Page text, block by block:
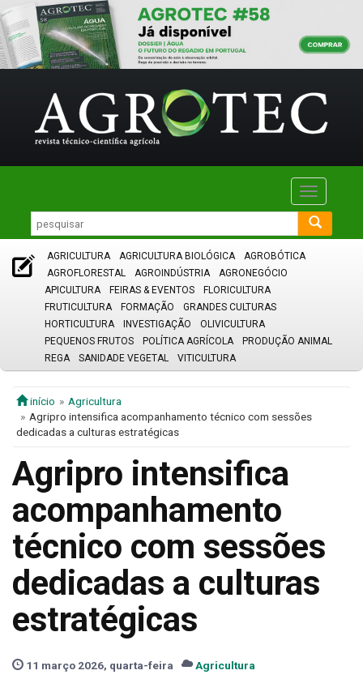
Toggle
AGRICULTURA AGRICULTURA BIOLÓGICA
AGROBÓTICA
AGROFLORESTAL
AGROINDÚSTRIA
AGRONEGÓCIO
APICULTURA
FEIRAS & EVENTOS
FLORICULTURA
FRUTICULTURA
FORMAÇÃO
GRANDES CULTURAS
HORTICULTURA
INVESTIGAÇÃO
OLIVICULTURA
PEQUENOS FRUTOS
POLÍTICA AGRÍCOLA
PRODUÇÃO ANIMAL
REGA
SANIDADE VEGETAL VITICULTURA
início
Agricultura
Agripro intensifica acompanhamento técnico com sessões
dedicadas a culturas estratégicas
Agripro intensifica
acompanhamento
técnico com sessões
dedicadas a culturas
estratégicas
11 março 2026, quarta-feira Agricultura